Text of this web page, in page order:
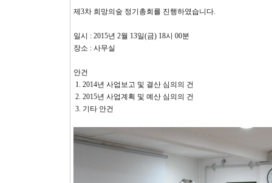
제3차 희망의숲 정기총회를 진행하였습니다.
일시 : 2015년 2월 13일(금) 18시 00분
장소 : 사무실
안건
1. 2014년 사업보고 및 결산 심의의 건
2. 2015년 사업계획 및 예산 심의의 건
3. 기타 안건